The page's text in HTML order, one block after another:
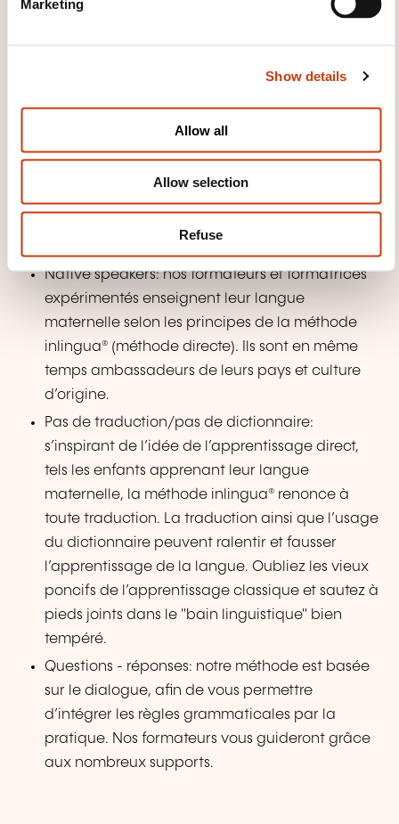
Marketing
Show details
Allow all
Allow selection
Refuse
et de la Jeunesse du Grand-Duché de
TEACHING METHODS
Language is Communication
Voici quelques explications et recommandations sur
la méthode inlingua® afin de profiter pleinement de
votre formation en langues.
Native speakers: nos formateurs et formatrices
expérimentés enseignent leur langue
maternelle selon les principes de la méthode
inlingua® (méthode directe). Ils sont en même
temps ambassadeurs de leurs pays et culture
d’origine.
Pas de traduction/pas de dictionnaire:
s’inspirant de l’idée de l’apprentissage direct,
tels les enfants apprenant leur langue
maternelle, la méthode inlingua® renonce à
toute traduction. La traduction ainsi que l’usage
du dictionnaire peuvent ralentir et fausser
l’apprentissage de la langue. Oubliez les vieux
poncifs de l’apprentissage classique et sautez à
pieds joints dans le "bain linguistique" bien
tempéré.
Questions - réponses: notre méthode est basée
sur le dialogue, afin de vous permettre
d’intégrer les règles grammaticales par la
pratique. Nos formateurs vous guideront grâce
aux nombreux supports.